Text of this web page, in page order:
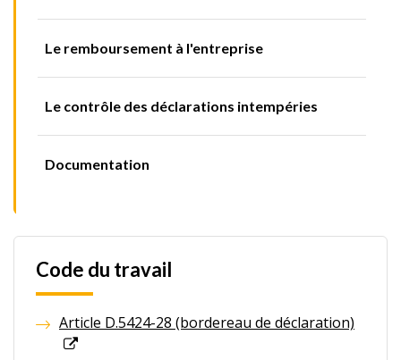
Le remboursement à l'entreprise
Le contrôle des déclarations intempéries
Documentation
Code du travail
Article D.5424-28 (bordereau de déclaration)